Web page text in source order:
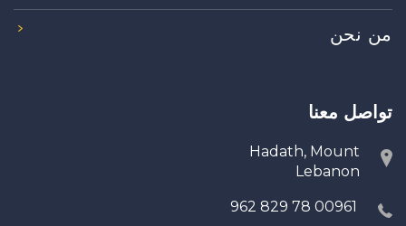
من نحن
تواصل معنا
Hadath, Mount
Lebanon
00961 78 829 962